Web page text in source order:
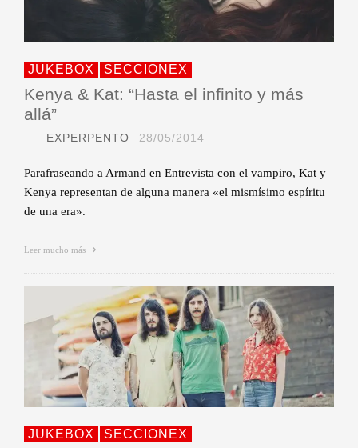
JUKEBOX SECCIONEX
Kenya & Kat: “Hasta el infinito y más
allá”
EXPERPENTO 28/05/2014
Parafraseando a Armand en Entrevista con el vampiro, Kat y
Kenya representan de alguna manera «el mismísimo espíritu
de una era».
Leer mucho más
JUKEBOX SECCIONEX